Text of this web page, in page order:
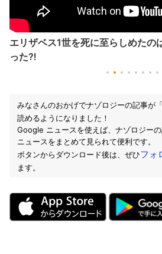
エリザベス1世を死に至らしめたの
った⁈
みなさんのおかげでナゾロジーの記事が「
読めるようになりました！
Google ニュースを使えば、ナゾロジー
ニュースをまとめて見られて便利です。
ボタンからダウンロード後は、ぜひフォ
ます。